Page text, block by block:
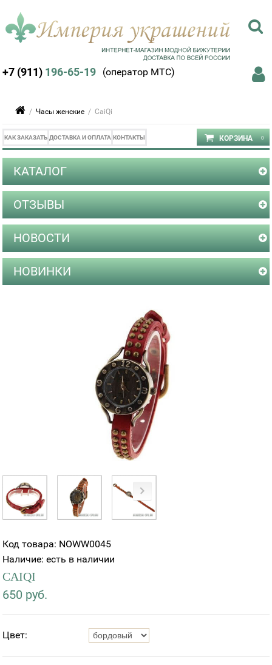
+7 (911) 196-65-19 (оператор МТС)
/Часы женские / CaiQi
КАК ЗАКАЗАТЬ ДОСТАВКА И ОПЛАТА КОНТАКТЫ
КАТАЛОГ
ОТЗЫВЫ
НОВОСТИ
НОВИНКИ
Код товара: NOWW0045
Наличие: есть в наличии
CAIQI
650 руб.
Цвет: